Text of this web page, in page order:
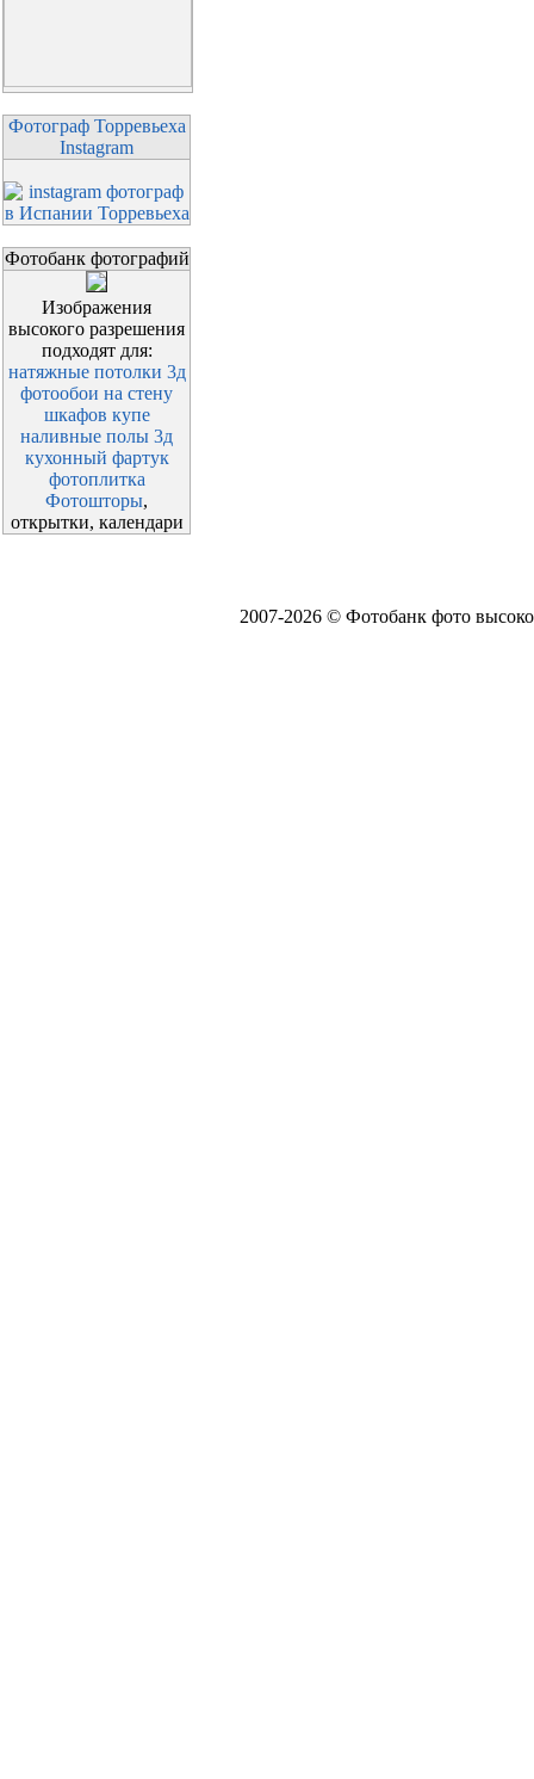
Фотограф Торревьеха
Instagram
Фотобанк фотографий
Изображения
высокого разрешения
подходят для:
натяжные потолки 3д
фотообои на стену
шкафов купе
наливные полы 3д
кухонный фартук
фотоплитка
Фотошторы,
открытки, календари
2007-2026 © Фотобанк фото